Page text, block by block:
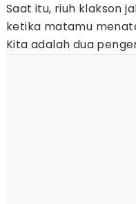
Saat itu, riuh klakson
ketika matamu
Kita adalah dua